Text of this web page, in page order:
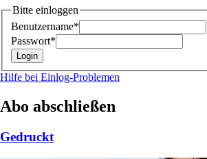
Bitte einloggen
Benutzername*
Passwort*
Hilfe bei Einlog-Problemen
Abo abschließen
Gedruckt